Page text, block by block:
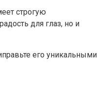
строгую
для глаз, но и
его уникальными